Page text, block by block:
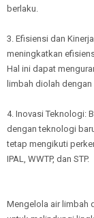
berlaku.
3. Efisiensi dan
meningkatkan
Hal ini dapat
limbah diolah dengan
4. Inovasi Teknologi:
dengan teknologi
tetap mengikuti
IPAL, WWTP, dan STP.
Mengelola air limbah